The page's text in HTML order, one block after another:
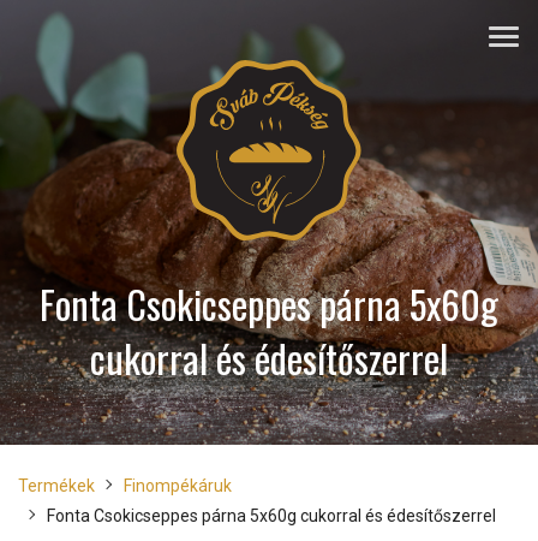
Fonta Csokicseppes párna 5x60g
cukorral és édesítőszerrel
Termékek
Finompékáruk
Fonta Csokicseppes párna 5x60g cukorral és édesítőszerrel